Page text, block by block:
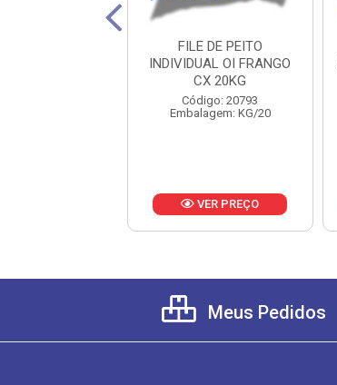
FILE DE PEITO
INDIVIDUAL OI FRANGO
CX 20KG
Código: 20793
Embalagem: KG/20
VER PREÇO
Meus Pedidos